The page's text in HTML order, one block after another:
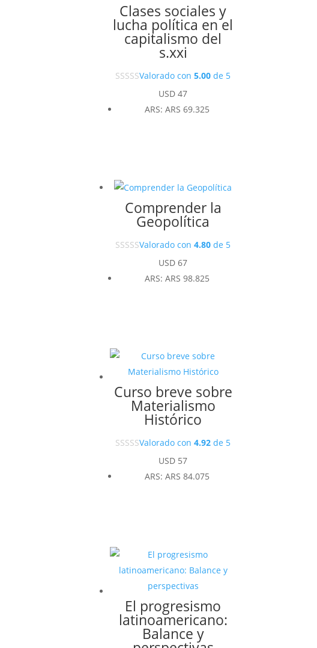
Clases sociales y
lucha política en el
capitalismo del
s.xxi
Valorado con5.00 de 5
USD 47
ARS:ARS 69.325
Comprender la
Geopolítica
Valorado con4.80 de 5
USD 67
ARS:ARS 98.825
Curso breve sobre
Materialismo
Histórico
Valorado con4.92 de 5
USD 57
ARS:ARS 84.075
El progresismo
latinoamericano:
Balance y